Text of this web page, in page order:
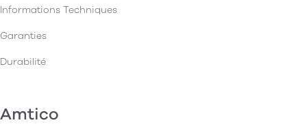
Informations Techniques
Garanties
Durabilité
Amtico